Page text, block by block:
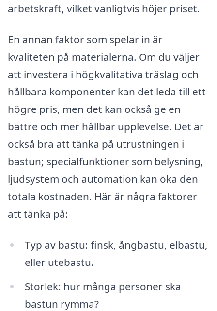
arbetskraft, vilket vanligtvis höjer priset.
En annan faktor som spelar in är
kvaliteten på materialerna. Om du väljer
att investera i högkvalitativa träslag och
hållbara komponenter kan det leda till ett
högre pris, men det kan också ge en
bättre och mer hållbar upplevelse. Det är
också bra att tänka på utrustningen i
bastun; specialfunktioner som belysning,
ljudsystem och automation kan öka den
totala kostnaden. Här är några faktorer
att tänka på:
Typ av bastu: finsk, ångbastu, elbastu,
eller utebastu.
Storlek: hur många personer ska
bastun rymma?